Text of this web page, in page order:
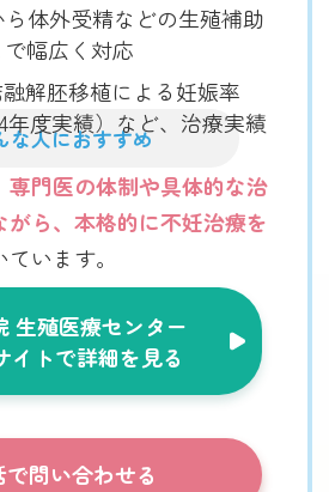
体外受精などの生殖補助
幅広く対応
解胚移植による妊娠率
年度実績）など、治療実績
な人におすすめ
専門医の体制や具体的な治
ら、本格的に不妊治療を
います。
生殖医療センター
イトで詳細を見る
で問い合わせる